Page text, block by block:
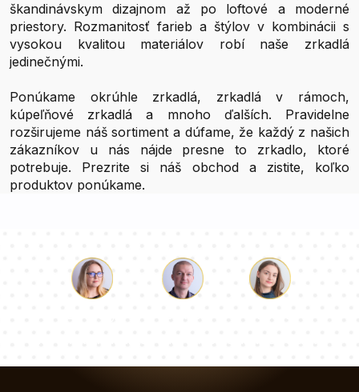
škandinávskym dizajnom až po loftové a moderné
priestory. Rozmanitosť farieb a štýlov v kombinácii s
vysokou kvalitou materiálov robí naše zrkadlá
jedinečnými.
Ponúkame okrúhle zrkadlá, zrkadlá v rámoch,
kúpeľňové zrkadlá a mnoho ďalších. Pravidelne
rozširujeme náš sortiment a dúfame, že každý z našich
zákazníkov u nás nájde presne to zrkadlo, ktoré
potrebuje. Prezrite si náš obchod a zistite, koľko
produktov ponúkame.